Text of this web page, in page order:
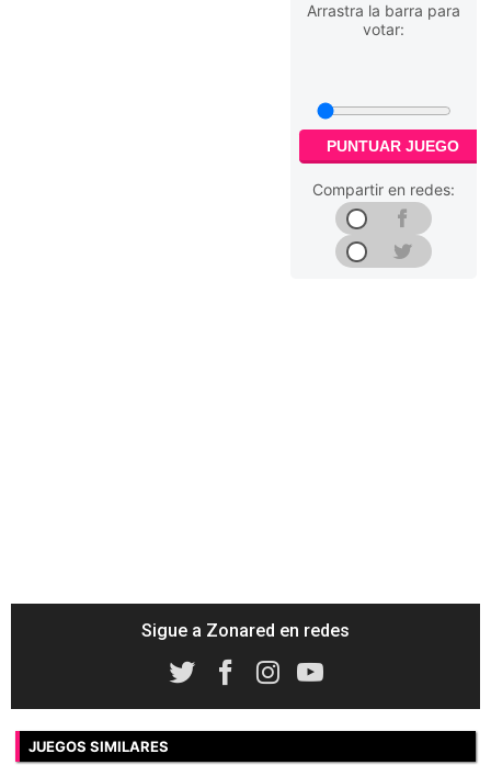
Arrastra la barra para
votar:
PUNTUAR JUEGO
Compartir en redes:
Sigue a Zonared en redes
JUEGOS SIMILARES